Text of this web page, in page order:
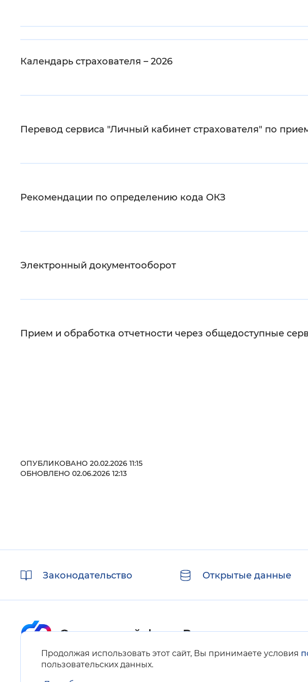
Изображения: Включены
Звуковой ассистент: Воспроизвести
Календарь страхователя – 2026
Перевод сервиса "Личный кабинет страхователя" по
Рекомендации по определению кода ОКЗ
Электронный документооборот
Прием и обработка отчетности через общедоступные
ОПУБЛИКОВАНО 20.02.2026 11:15
ОБНОВЛЕНО 02.06.2026 12:13
Продолжая использовать этот сайт, Вы принимаете условия
пользовательских данных.
ссылкиЗаконодательство Открытые данные
Карта сайта